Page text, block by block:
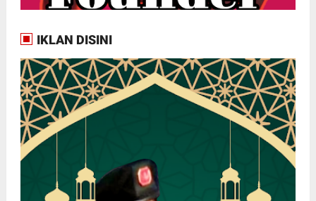
IKLAN DISINI